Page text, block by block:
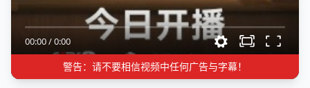
00:00/0:00
警告：请不要相信视频中任何广告与字幕！